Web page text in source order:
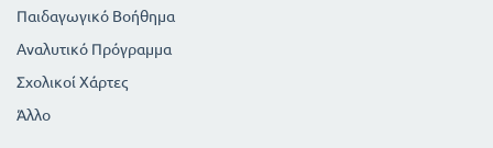
Παιδαγωγικό Βοήθημα
Αναλυτικό Πρόγραμμα
Σχολικοί Χάρτες
Άλλο